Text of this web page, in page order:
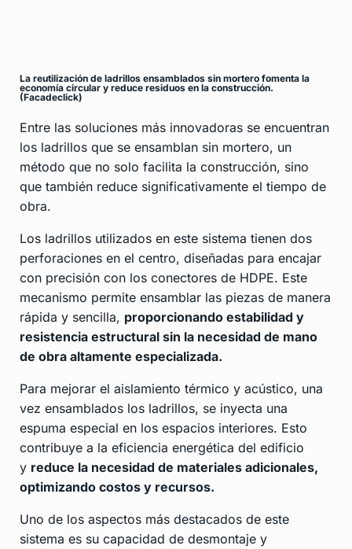
La reutilización de ladrillos ensamblados sin mortero fomenta la
economía circular y reduce residuos en la construcción.
(Facadeclick)
Entre las soluciones más innovadoras se encuentran
los ladrillos que se ensamblan sin mortero, un
método que no solo facilita la construcción, sino
que también reduce significativamente el tiempo de
obra.
Los ladrillos utilizados en este sistema tienen dos
perforaciones en el centro, diseñadas para encajar
con precisión con los conectores de HDPE. Este
mecanismo permite ensamblar las piezas de manera
rápida y sencilla, proporcionando estabilidad y
resistencia estructural sin la necesidad de mano
de obra altamente especializada.
Para mejorar el aislamiento térmico y acústico, una
vez ensamblados los ladrillos, se inyecta una
espuma especial en los espacios interiores. Esto
contribuye a la eficiencia energética del edificio
y reduce la necesidad de materiales adicionales,
optimizando costos y recursos.
Uno de los aspectos más destacados de este
sistema es su capacidad de desmontaje y